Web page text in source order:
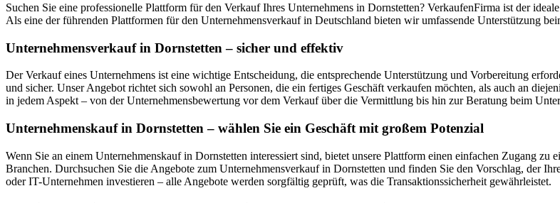
Suchen Sie eine professionelle Plattform für den Verkauf Ihres Unternehmens in Dornstetten? VerkaufenFirma ist der
Als eine der führenden Plattformen für den Unternehmensverkauf in Deutschland bieten wir umfassende Unterstützung
Unternehmensverkauf in Dornstetten – sicher und effektiv
Der Verkauf eines Unternehmens ist eine wichtige Entscheidung, die entsprechende Unterstützung und Vorbereitung
und sicher. Unser Angebot richtet sich sowohl an Personen, die ein fertiges Geschäft verkaufen möchten, als auch an
in jedem Aspekt – von der Unternehmensbewertung vor dem Verkauf über die Vermittlung bis hin zur Beratung beim
Unternehmenskauf in Dornstetten – wählen Sie ein Geschäft mit großem Potenzial
Wenn Sie an einem Unternehmenskauf in Dornstetten interessiert sind, bietet unsere Plattform einen einfachen Zugang
Branchen. Durchsuchen Sie die Angebote zum Unternehmensverkauf in Dornstetten und finden Sie den Vorschlag, der
oder IT-Unternehmen investieren – alle Angebote werden sorgfältig geprüft, was die Transaktionssicherheit gewährleistet.